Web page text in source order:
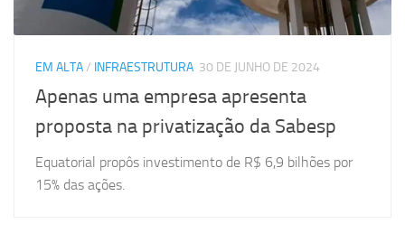
EM ALTA/ INFRAESTRUTURA 30 DE JUNHO DE 2024
Apenas uma empresa apresenta
proposta na privatização da Sabesp
Equatorial propôs investimento de R$ 6,9 bilhões por
15% das ações.